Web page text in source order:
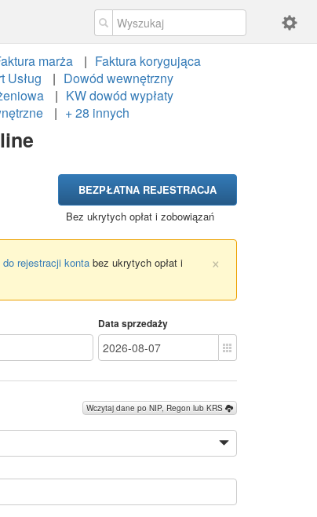
marża
Faktura korygująca
Usług
Dowód wewnętrzny
KW dowód wypłaty
+ 28 innych
BEZPŁATNA REJESTRACJA
Bez ukrytych opłat i zobowiązań
×
rejestracji konta bez ukrytych opłat i
Data sprzedaży
Wczytaj dane po NIP, Regon lub KRS